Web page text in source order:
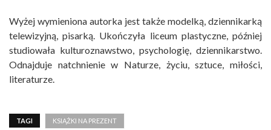
Wyżej wymieniona autorka jest także modelką, dziennikarką
telewizyjną, pisarką. Ukończyła liceum plastyczne, później
studiowała kulturoznawstwo, psychologię, dziennikarstwo.
Odnajduje natchnienie w Naturze, życiu, sztuce, miłości,
literaturze.
TAGI KSIĄŻKI NA PREZENT